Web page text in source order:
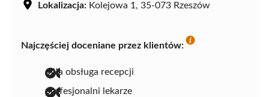
Lokalizacja: Kolejowa 1, 35-073 Rzeszów
Najczęściej doceniane przez klientów:
miła obsługa recepcji
profesjonalni lekarze